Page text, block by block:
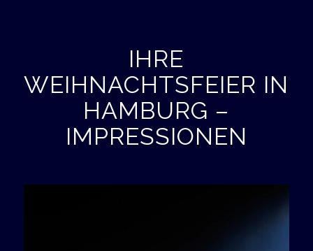
IHRE
WEIHNACHTSFEIER IN
HAMBURG –
IMPRESSIONEN